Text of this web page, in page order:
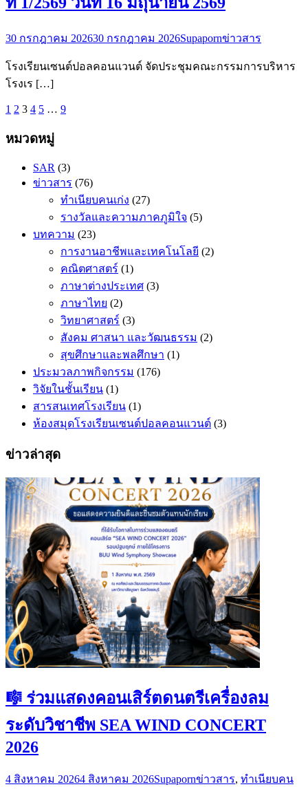
30 กรกฎาคม 202630 กรกฎาคม 2026Supapornข่าวสาร
โรงเรียนเซนต์ปอลคอนแวนต์ จัดประชุมคณะกรรมการบริหาร
โรงเร […]
1 2 3 4 5 … 9
หมวดหมู่
SAR (3)
ข่าวสาร (76)
ทำเนียบคนเก่ง (27)
รางวัลและความภาคภูมิใจ (5)
บทความ (23)
การงานอาชีพและเทคโนโลยี (2)
คณิตศาสตร​์ (1)
ภาษาต่างประเทศ (3)
ภาษาไทย (2)
วิทยาศาสตร์ (3)
สังคม ศาสนา และวัฒนธรรม (2)
สุขศึกษาและพลศึกษา (1)
ประมวลภาพกิจกรรม (176)
วิจัยในชั้นเรียน (1)
สารสนเทศโรงเรียน (1)
ห้องสมุดโรงเรียนเซนต์ปอลคอนแวนต์ (3)
ข่าวล่าสุด
🎼 ร่วมแสดงคอนเสิร์ตดนตรีเครื่องลม
ระดับวิชาชีพ SEA WIND CONCERT
2026
4 สิงหาคม 20264 สิงหาคม 2026Supapornข่าวสาร, ทำเนียบคน